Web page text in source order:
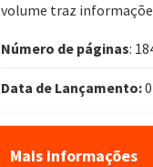
volume traz
Número de páginas:
Data de Lançamento:
Mais informações